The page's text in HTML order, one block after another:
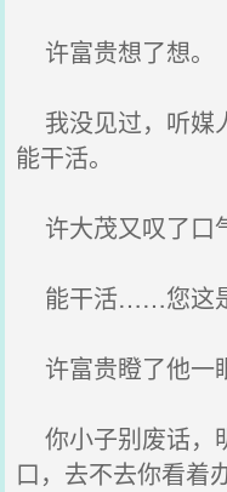
许富贵想了想。
我没见过，听媒
能干活。
许大茂又叹了口
能干活……您这是
许富贵瞪了他一
你小子别废话，
口，去不去你看着办